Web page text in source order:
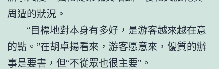
周遭的狀況。
“目標地對本身有多好，是游客越來越在意
的點。”在胡卓揚看來，游客愿意來，優質的辦
事是要害，但“不從眾也很主要”。